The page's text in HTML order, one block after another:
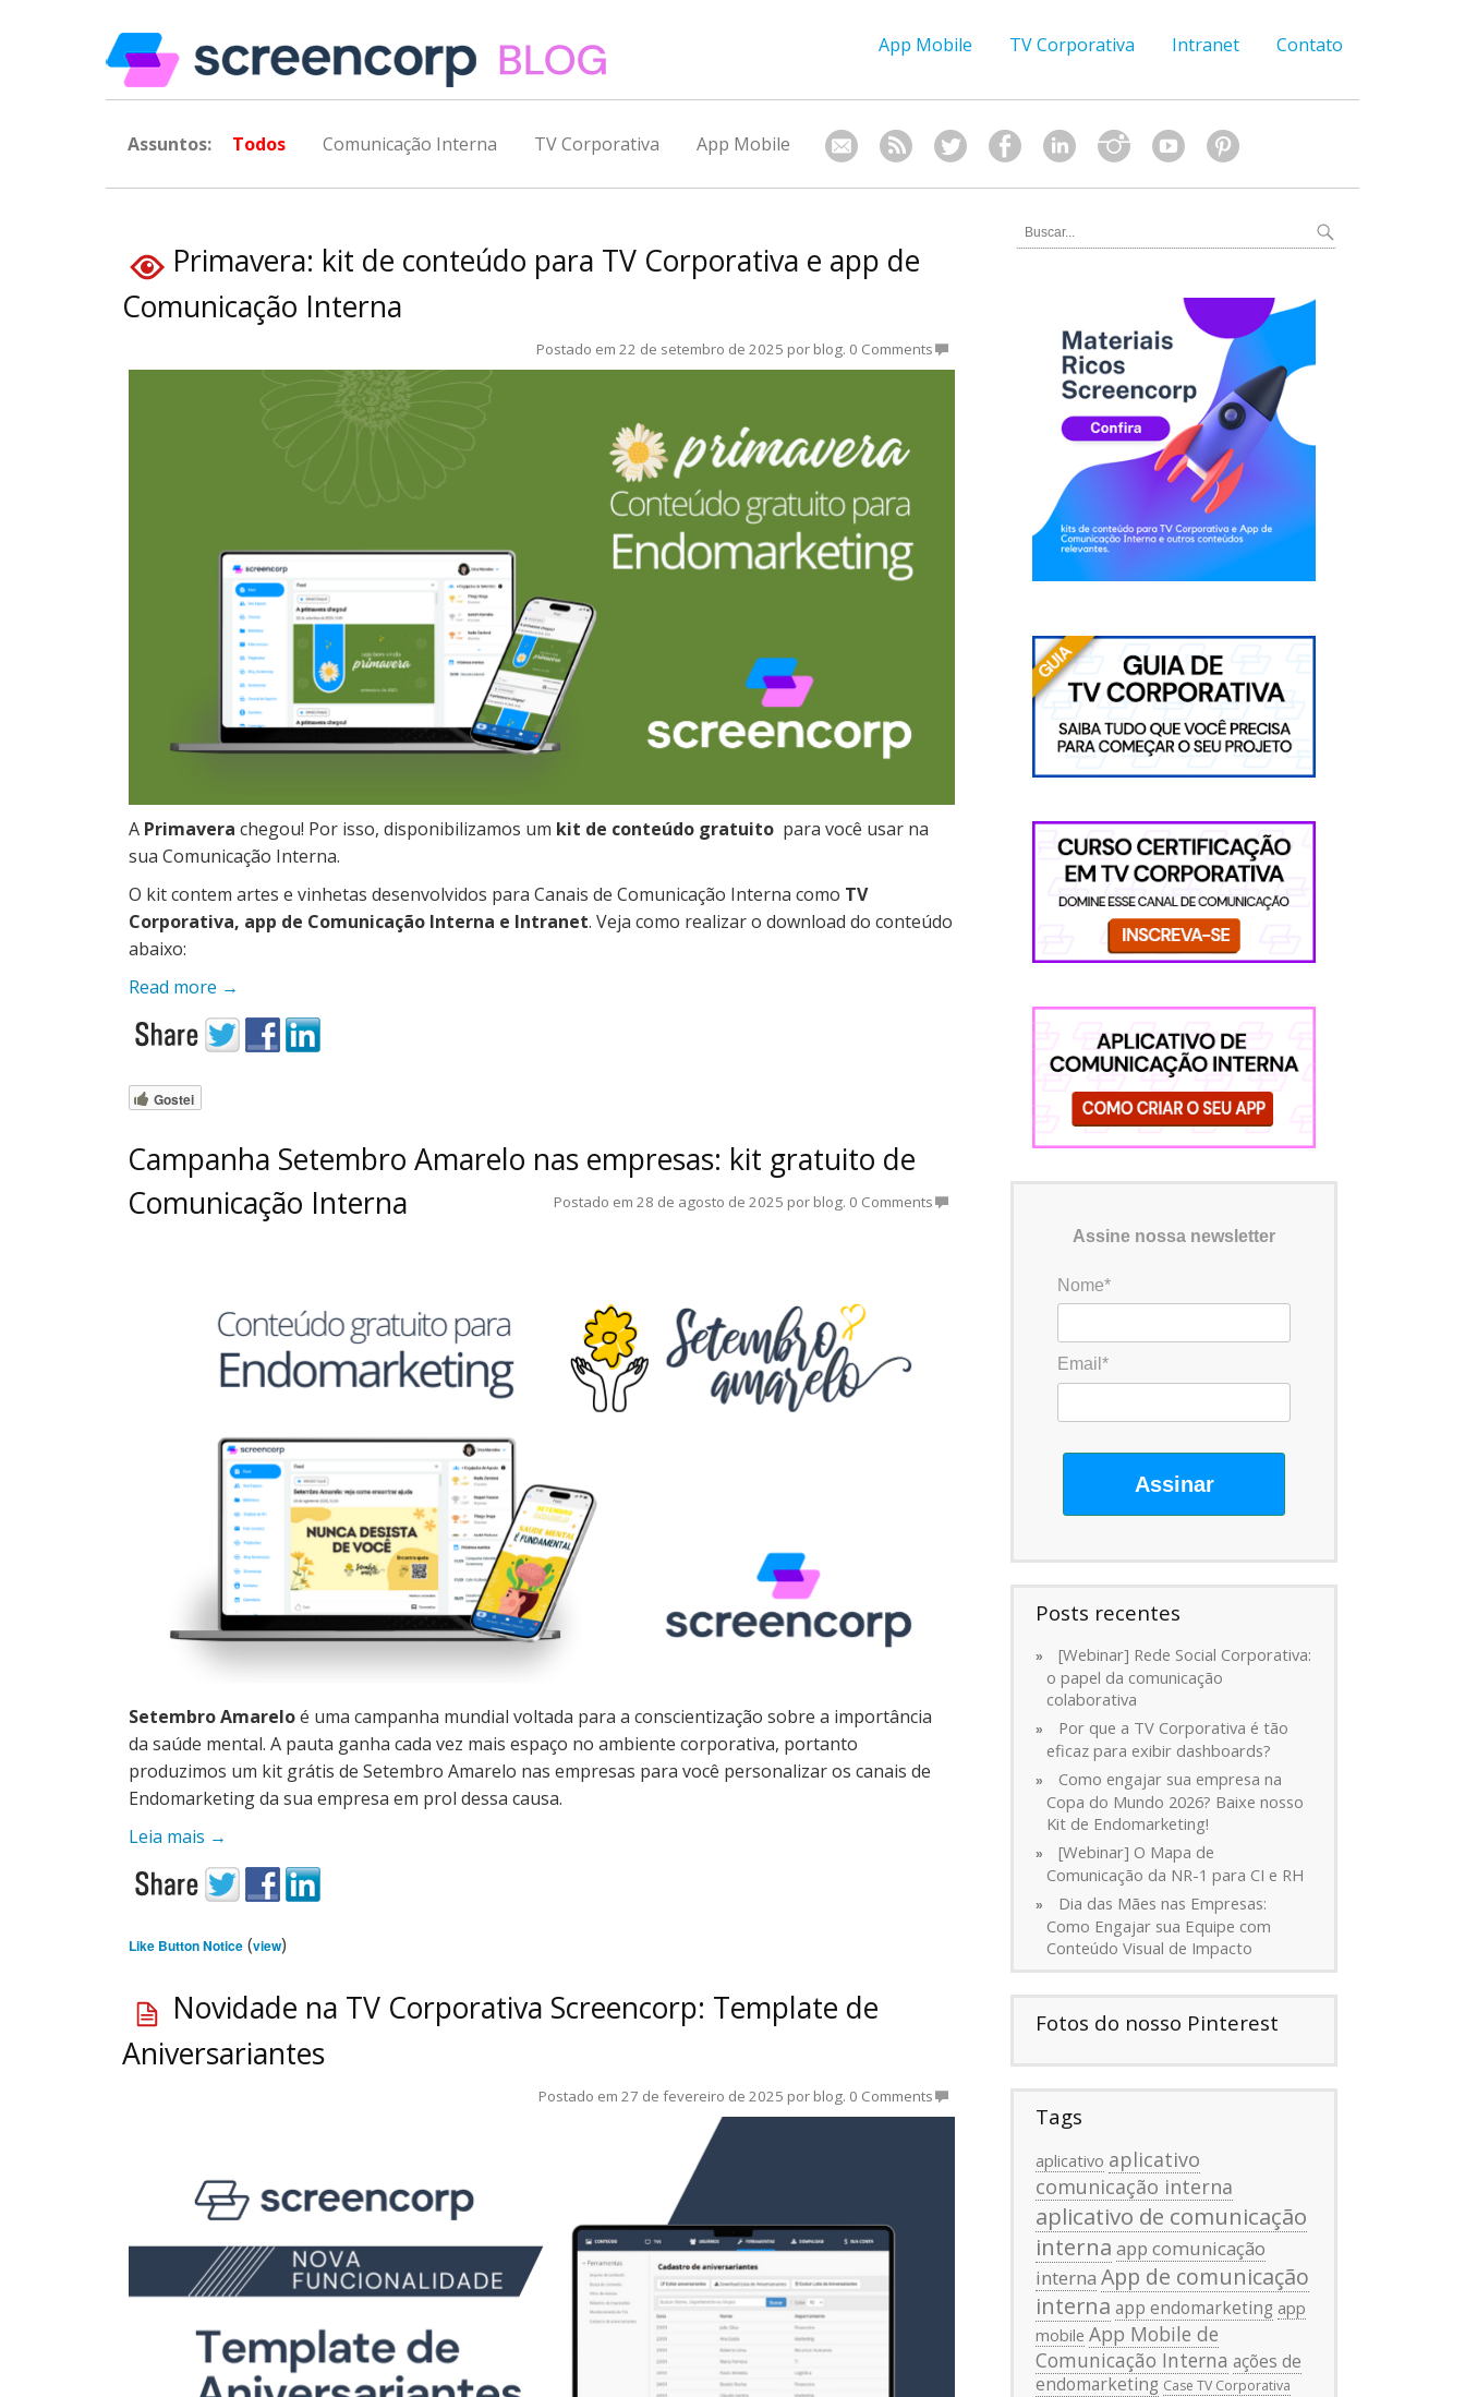
App Mobile TV Corporativa Intranet Contato
Assuntos: Todos Comunicação Interna TV Corporativa App Mobile
Primavera: kit de conteúdo para TV Corporativa e app de
Comunicação Interna
Postado em 22 de setembro de 2025 por blog. 0 Comments
A Primavera chegou! Por isso, disponibilizamos um kit de conteúdo gratuito para você usar na
sua Comunicação Interna.
O kit contem artes e vinhetas desenvolvidos para Canais de Comunicação Interna como TV
Corporativa, app de Comunicação Interna e Intranet. Veja como realizar o download do conteúdo
abaixo:
Read more →
Gostei
Campanha Setembro Amarelo nas empresas: kit gratuito de
Comunicação Interna
Postado em 28 de agosto de 2025 por blog. 0 Comments
Setembro Amareloé uma campanha mundial voltada para a conscientização sobre a importância
da saúde mental. A pauta ganha cada vez mais espaço no ambiente corporativa, portanto
produzimos um kit grátis de Setembro Amarelo nas empresas para você personalizar os canais de
Endomarketing da sua empresa em prol dessa causa.
Leia mais →
Like Button Notice (view)
Novidade na TV Corporativa Screencorp: Template de
Aniversariantes
Postado em 27 de fevereiro de 2025 por blog. 0 Comments
Assine nossa newsletter
Nome*
Email*
Assinar
Posts recentes
[Webinar] Rede Social Corporativa:
o papel da comunicação
colaborativa
Por que a TV Corporativa é tão
eficaz para exibir dashboards?
Como engajar sua empresa na
Copa do Mundo 2026? Baixe nosso
Kit de Endomarketing!
[Webinar] O Mapa de
Comunicação da NR-1 para CI e RH
Dia das Mães nas Empresas:
Como Engajar sua Equipe com
Conteúdo Visual de Impacto
Fotos do nosso Pinterest
Tags
aplicativo aplicativo
comunicação interna
aplicativo de comunicação
interna app comunicação
interna App de comunicação
interna app endomarketing app
mobile App Mobile de
Comunicação Interna ações de
endomarketing Case TV Corporativa